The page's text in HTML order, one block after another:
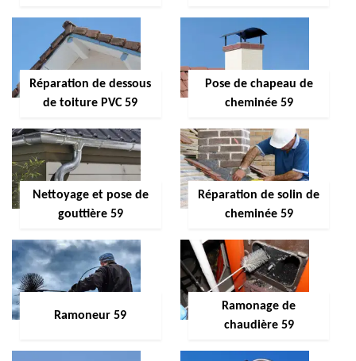
Réparation de dessous
de toiture PVC 59
Pose de chapeau de
cheminée 59
Nettoyage et pose de
gouttière 59
Réparation de solin de
cheminée 59
Ramoneur 59
Ramonage de
chaudière 59